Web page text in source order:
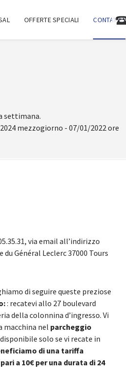
OFFERTE SPECIALI CONTATTO
settimana.
mezzogiorno - 07/01/2022 ore
via email all’indirizzo
Général Leclerc 37000 Tours
di seguire queste preziose
: recatevi allo 27 boulevard
della colonnina d’ingresso. Vi
macchina nel parcheggio
solo se vi recate in
di una tariffa
a 10€ per una durata di 24